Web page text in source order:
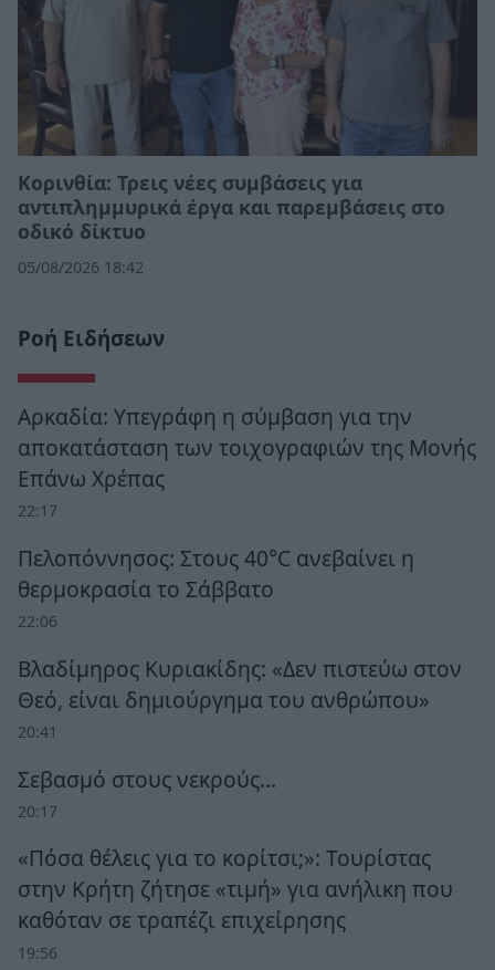
Κορινθία: Τρεις νέες συμβάσεις για
αντιπλημμυρικά έργα και παρεμβάσεις στο
οδικό δίκτυο
05/08/2026 18:42
Ροή Ειδήσεων
Αρκαδία: Υπεγράφη η σύμβαση για την
αποκατάσταση των τοιχογραφιών της Μονής
Επάνω Χρέπας
22:17
Πελοπόννησος: Στους 40°C ανεβαίνει η
θερμοκρασία το Σάββατο
22:06
Βλαδίμηρος Κυριακίδης: «Δεν πιστεύω στον
Θεό, είναι δημιούργημα του ανθρώπου»
20:41
Σεβασμό στους νεκρούς…
20:17
«Πόσα θέλεις για το κορίτσι;»: Τουρίστας
στην Κρήτη ζήτησε «τιμή» για ανήλικη που
καθόταν σε τραπέζι επιχείρησης
19:56